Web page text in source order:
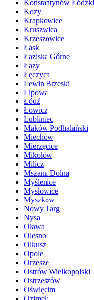
Konstantynów Łódzki
Kozy
Krapkowice
Kruszwica
Krzeszowice
Łask
Łaziska Górne
Łazy
Łęczyca
Lewin Brzeski
Lipowa
Łódź
Łowicz
Lubliniec
Maków Podhalański
Miechów
Mierzęcice
Mikołów
Milicz
Mszana Dolna
Myślenice
Mysłowice
Myszków
Nowy Targ
Nysa
Oława
Olesno
Olkusz
Opole
Orzesze
Ostrów Wielkopolski
Ostrzeszów
Oświęcim
Ozimek